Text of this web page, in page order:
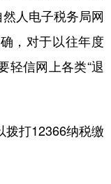
人电子税务局网
，对于以往年度
轻信网上各类“退
打12366纳税缴